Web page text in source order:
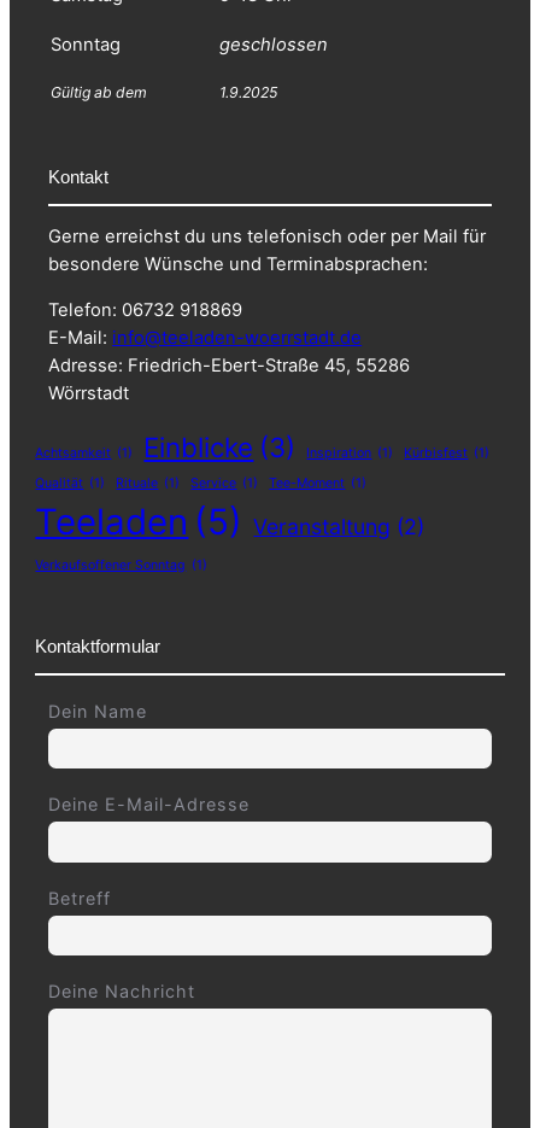
Sonntag geschlossen
Gültig ab dem 1.9.2025
Kontakt
Gerne erreichst du uns telefonisch oder per Mail für
besondere Wünsche und Terminabsprachen:
Telefon: 06732 918869
E-Mail: info@teeladen-woerrstadt.de
Adresse: Friedrich-Ebert-Straße 45, 55286
Wörrstadt
Achtsamkeit (1) Einblicke (3) Inspiration (1) Kürbisfest (1)
Qualität (1) Rituale (1) Service (1) Tee-Moment (1)
Teeladen (5) Veranstaltung (2)
Verkaufsoffener Sonntag (1)
Kontaktformular
Dein Name
Deine E-Mail-Adresse
Betreff
Deine Nachricht